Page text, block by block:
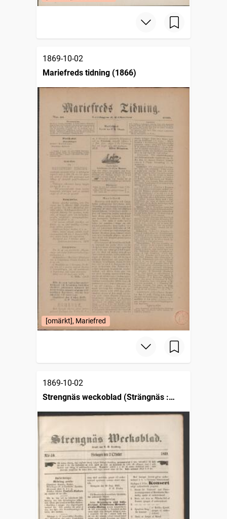
1869-10-02
Mariefreds tidning (1866)
[omärkt], Mariefred
1869-10-02
Strengnäs weckoblad (Strängnäs :